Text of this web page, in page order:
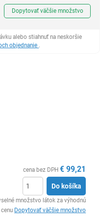
Dopytovať väčšie množstvo
alebo stiahnuť na neskoršie
objednanie .
cena bez DPH € 99,21
Do košíka
množstvo látok za výhodnú
cenu Dopytovať väčšie množstvo